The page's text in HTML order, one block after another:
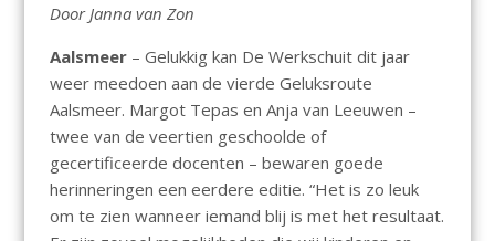
e
b
o
o
k
at
s
A
p
p
l
Door Janna van Zon
Aalsmeer– Gelukkig kan De Werkschuit dit jaar
weer meedoen aan de vierde Geluksroute
Aalsmeer. Margot Tepas en Anja van Leeuwen –
twee van de veertien geschoolde of
gecertificeerde docenten – bewaren goede
herinneringen een eerdere editie. “Het is zo leuk
om te zien wanneer iemand blij is met het resultaat.